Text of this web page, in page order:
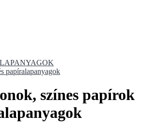
papíralapanyagok
színes papírok